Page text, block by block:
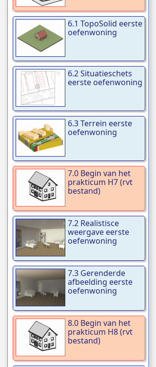
6.1 TopoSolid eerste
oefenwoning
6.2 Situatieschets
eerste oefenwoning
6.3 Terrein eerste
oefenwoning
7.0 Begin van het
prakticum H7 (rvt
bestand)
7.2 Realistisce
weergave eerste
oefenwoning
7.3 Gerenderde
afbeelding eerste
oefenwoning
8.0 Begin van het
prakticum H8 (rvt
bestand)